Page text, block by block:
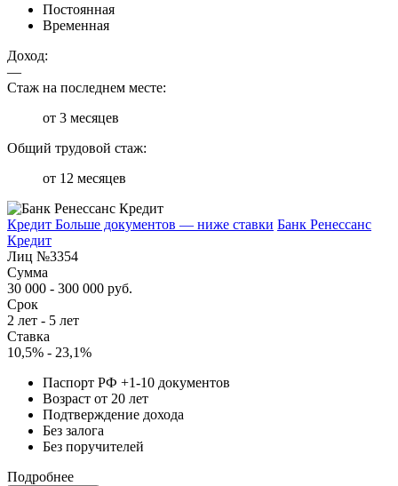
Постоянная
Временная
Доход:
—
Стаж на последнем месте:
от 3 месяцев
Общий трудовой стаж:
от 12 месяцев
Кредит Больше документов — ниже ставки Банк Ренессанс
Кредит
Лиц №3354
Сумма
30 000 - 300 000 руб.
Срок
2 лет - 5 лет
Ставка
10,5% - 23,1%
Паспорт РФ +1-10 документов
Возраст от 20 лет
Подтверждение дохода
Без залога
Без поручителей
Подробнее